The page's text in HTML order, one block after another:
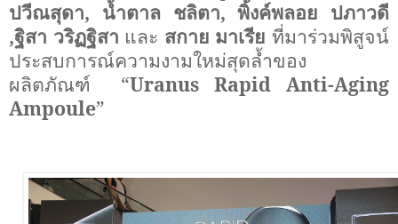
ปวีณสุดา, น้ำตาล ชลิตา,พิ้งค์พลอย ปภาวดี
,ฐิสา วริฏฐิสา และ สกาย มาเรีย ที่มาร่วมพิสูจน์
ประสบการณ์ความงามใหม่สุดล้ำของ
ผลิตภัณฑ์
“Uranus Rapid Anti-Aging
Ampoule”